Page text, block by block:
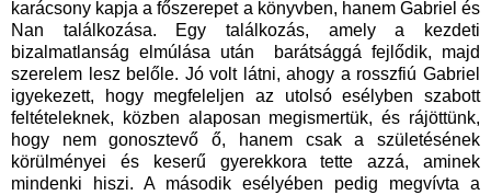
karácsony kapja a főszerepet a könyvben, hanem Gabriel és
Nan találkozása. Egy találkozás, amely a kezdeti
bizalmatlanság elmúlása után barátsággá fejlődik, majd
szerelem lesz belőle. Jó volt látni, ahogy a rosszfiú Gabriel
igyekezett, hogy megfeleljen az utolsó esélyben szabott
feltételeknek, közben alaposan megismertük, és rájöttünk,
hogy nem gonosztevő ő, hanem csak a születésének
körülményei és keserű gyerekkora tette azzá, aminek
mindenki hiszi. A második esélyében pedig megvívta a